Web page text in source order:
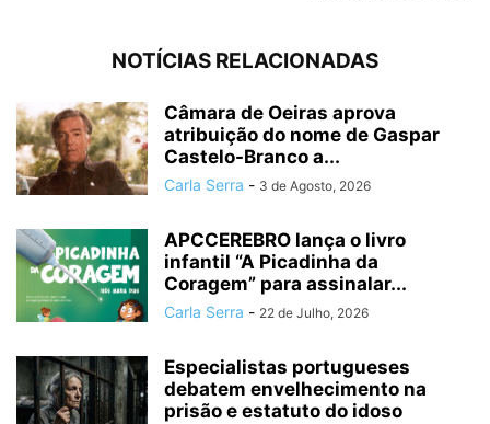
NOTÍCIAS RELACIONADAS
Câmara de Oeiras aprova
atribuição do nome de Gaspar
Castelo-Branco a...
Carla Serra - 3 de Agosto, 2026
APCCEREBRO lança o livro
infantil “A Picadinha da
Coragem” para assinalar...
Carla Serra - 22 de Julho, 2026
Especialistas portugueses
debatem envelhecimento na
prisão e estatuto do idoso